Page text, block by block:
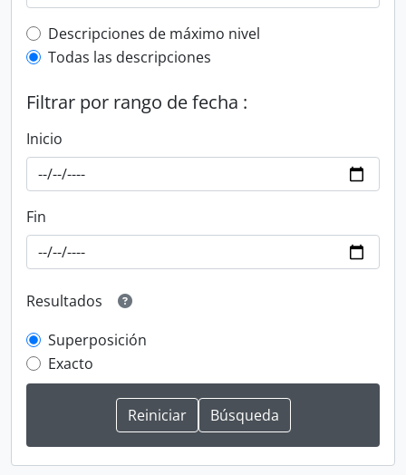
Top-level description filter
Descripciones de máximo nivel
Todas las descripciones
Filtrar por rango de fecha :
Inicio
Fin
Resultados
Superposición
Exacto